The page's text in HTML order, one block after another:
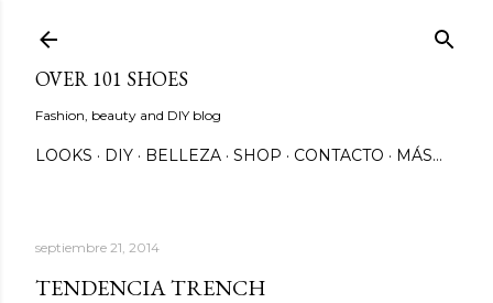
OVER 101 SHOES
Fashion, beauty and DIY blog
LOOKS DIY BELLEZA SHOP CONTACTO MÁS…
septiembre 21, 2014
TENDENCIA TRENCH